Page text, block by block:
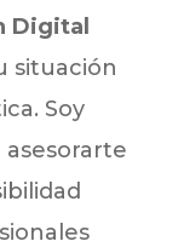
Digital
situación
Soy